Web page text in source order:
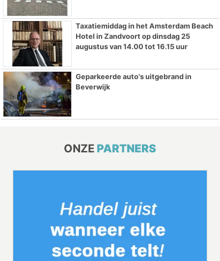
Taxatiemiddag in het Amsterdam Beach
Hotel in Zandvoort op dinsdag 25
augustus van 14.00 tot 16.15 uur
Geparkeerde auto's uitgebrand in
Beverwijk
ONZE PARTNERS